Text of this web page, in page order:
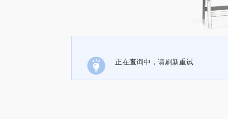
正在查询中，请刷新重试